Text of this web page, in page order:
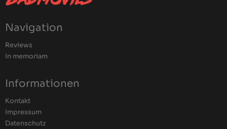
Navigation
Reviews
In memoriam
Informationen
Kontakt
Impressum
Datenschutz